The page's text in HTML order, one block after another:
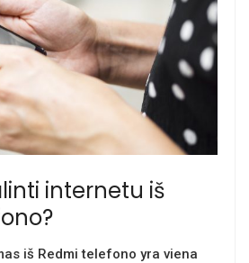
internetu iš
iš Redmi telefono yra viena